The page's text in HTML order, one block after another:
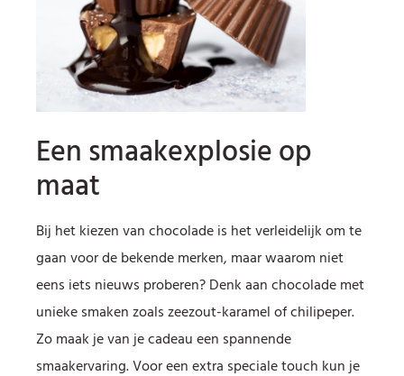
Een smaakexplosie op
maat
Bij het kiezen van chocolade is het verleidelijk om te
gaan voor de bekende merken, maar waarom niet
eens iets nieuws proberen? Denk aan chocolade met
unieke smaken zoals zeezout-karamel of chilipeper.
Zo maak je van je cadeau een spannende
smaakervaring. Voor een extra speciale touch kun je